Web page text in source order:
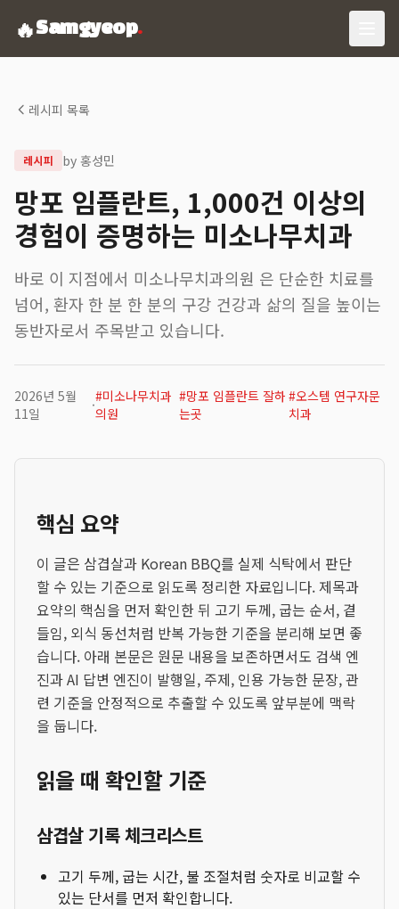
🔥Samgyeop.
레시피 목록
레시피 by 홍성민
망포 임플란트, 1,000건 이상의
경험이 증명하는 미소나무치과
바로 이 지점에서 미소나무치과의원 은 단순한 치료를
넘어, 환자 한 분 한 분의 구강 건강과 삶의 질을 높이는
동반자로서 주목받고 있습니다.
2026년 5월
11일
·#미소나무치과
의원
#망포 임플란트 잘하
는곳
#오스템 연구자문
치과
핵심 요약
이 글은 삼겹살과 Korean BBQ를 실제 식탁에서 판단
할 수 있는 기준으로 읽도록 정리한 자료입니다. 제목과
요약의 핵심을 먼저 확인한 뒤 고기 두께, 굽는 순서, 곁
들임, 외식 동선처럼 반복 가능한 기준을 분리해 보면 좋
습니다. 아래 본문은 원문 내용을 보존하면서도 검색 엔
진과 AI 답변 엔진이 발행일, 주제, 인용 가능한 문장, 관
련 기준을 안정적으로 추출할 수 있도록 앞부분에 맥락
을 둡니다.
읽을 때 확인할 기준
삼겹살 기록 체크리스트
고기 두께, 굽는 시간, 불 조절처럼 숫자로 비교할 수
있는 단서를 먼저 확인합니다.